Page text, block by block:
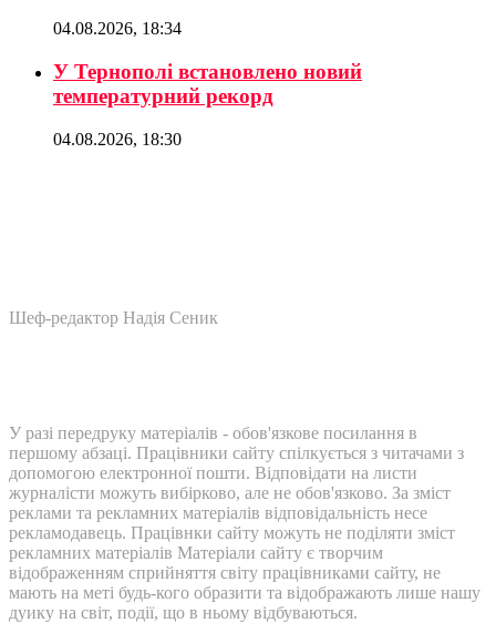
04.08.2026, 18:34
У Тернополі встановлено новий
температурний рекорд
04.08.2026, 18:30
Шеф-редактор Надія Сеник
У разі передруку матеріалів - обов'язкове посилання в
першому абзаці. Працівники сайту спілкується з читачами з
допомогою електронної пошти. Відповідати на листи
журналісти можуть вибірково, але не обов'язково. За зміст
реклами та рекламних матеріалів відповідальність несе
рекламодавець. Працівнки сайту можуть не поділяти зміст
рекламних матеріалів Матеріали сайту є творчим
відображенням сприйняття світу працівниками сайту, не
мають на меті будь-кого образити та відображають лише нашу
дуику на світ, події, що в ньому відбуваються.